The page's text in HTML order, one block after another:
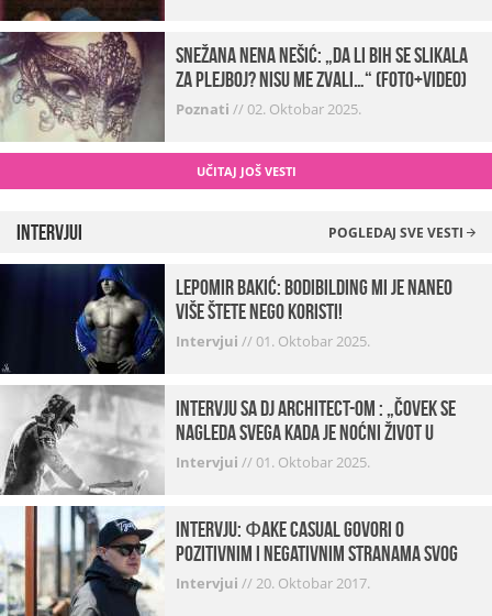
Snežana Nena Nešić: „Da li bih se slikala
za Plejboj? Nisu me zvali…“ (FOTO+VIDEO)
Poznati //02. Oktobar 2025.
UČITAJ JOŠ VESTI
Intervjui POGLEDAJ SVE VESTI
Lepomir Bakić: Bodibilding mi je naneo
više štete nego koristi!
Intervjui //01. Oktobar 2025.
Intervju sa DJ Architect-om : „Čovek se
nagleda svega kada je noćni život u
pitanju. U klubovima najmanje vidim
Intervjui //01. Oktobar 2025.
INTERVJU: Фake Casual govori o
pozitivnim i negativnim stranama svog
posla, počecima, omiljenim mestima …
Intervjui //20. Oktobar 2017.